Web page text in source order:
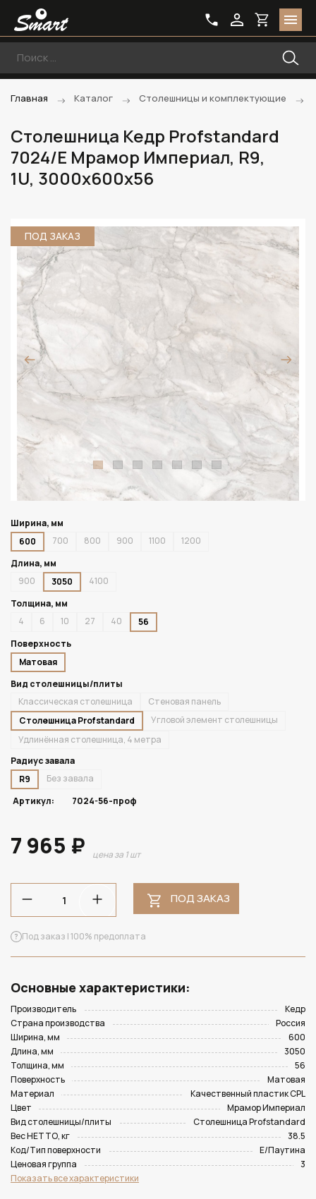
Главная Каталог Столешницы и комплектующие
Столешница Кедр Profstandard
7024/E Мрамор Империал, R9,
1U, 3000х600х56
ПОД ЗАКАЗ
Ширина, мм
600
700 800 900 1100
1200
Длина, мм
900
3050
4100
Толщина, мм
4
6 10 27 40
56
Поверхность
Матовая
Вид столешницы/плиты
Классическая столешница
Стеновая панель
Столешница Profstandard
Угловой элемент столешницы
Удлинённая столешница, 4 метра
Радиус завала
R9
Без завала
Артикул:
7024-56-проф
7 965 ₽ цена за 1 шт
ПОД ЗАКАЗ
Под заказ | 100% предоплата
Основные характеристики:
Производитель
Кедр
Страна производства
Россия
Ширина, мм
600
Длина, мм
3050
Толщина, мм
56
Поверхность
Матовая
Материал
Качественный пластик CPL
Цвет
Мрамор Империал
Вид столешницы/плиты
Столешница Profstandard
Вес НЕТТО, кг
38.5
Код/Тип поверхности
E/Паутина
Ценовая группа
3
Показать все характеристики